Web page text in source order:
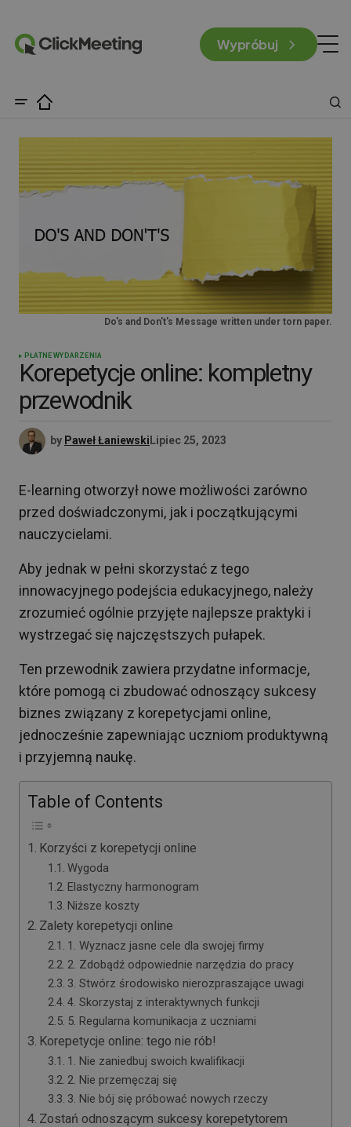
Wypróbuj
Do's and Don't's Message written under torn paper.
PŁATNE WYDARZENIA
Korepetycje online: kompletny
przewodnik
by Paweł Łaniewski Lipiec 25, 2023
E-learning otworzył nowe możliwości zarówno
przed doświadczonymi, jak i początkującymi
nauczycielami.
Aby jednak w pełni skorzystać z tego
innowacyjnego podejścia edukacyjnego, należy
zrozumieć ogólnie przyjęte najlepsze praktyki i
wystrzegać się najczęstszych pułapek.
Ten przewodnik zawiera przydatne informacje,
które pomogą ci zbudować odnoszący sukcesy
biznes związany z korepetycjami online,
jednocześnie zapewniając uczniom produktywną
i przyjemną naukę.
Table of Contents
Korzyści z korepetycji online
Wygoda
Elastyczny harmonogram
Niższe koszty
Zalety korepetycji online
1. Wyznacz jasne cele dla swojej firmy
2. Zdobądź odpowiednie narzędzia do pracy
3. Stwórz środowisko nierozpraszające uwagi
4. Skorzystaj z interaktywnych funkcji
5. Regularna komunikacja z uczniami
Korepetycje online: tego nie rób!
1. Nie zaniedbuj swoich kwalifikacji
2. Nie przemęczaj się
3. Nie bój się próbować nowych rzeczy
Zostań odnoszącym sukcesy korepetytorem